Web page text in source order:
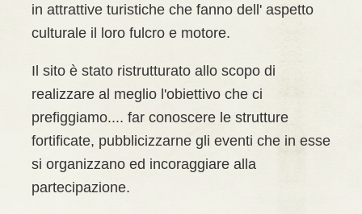
in attrattive turistiche che fanno dell' aspetto
culturale il loro fulcro e motore.
Il sito è stato ristrutturato allo scopo di
realizzare al meglio l'obiettivo che ci
prefiggiamo.... far conoscere le strutture
fortificate, pubblicizzarne gli eventi che in esse
si organizzano ed incoraggiare alla
partecipazione.